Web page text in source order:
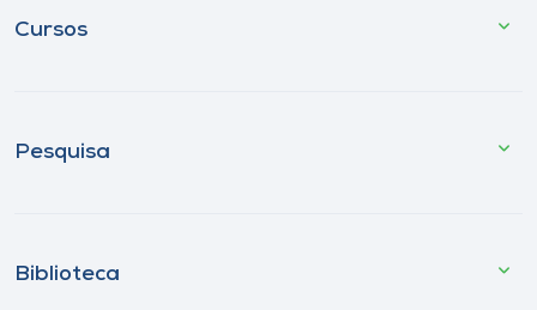
Cursos
Pesquisa
Biblioteca